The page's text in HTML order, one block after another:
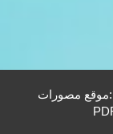
مصورات